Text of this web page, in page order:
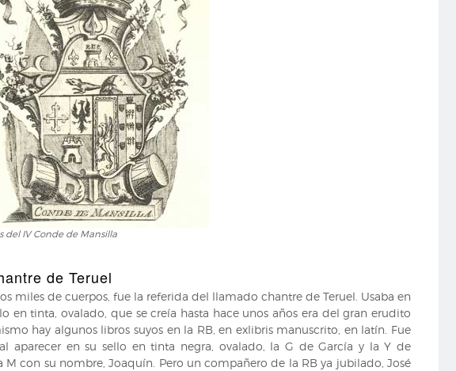
del IV Conde de Mansilla
de Teruel
miles de cuerpos, fue la referida del llamado chantre de Teruel. Usaba en
en tinta, ovalado, que se creía hasta hace unos años era del gran erudito
hay algunos libros suyos en la RB, en exlibris manuscrito, en latín. Fue
aparecer en su sello en tinta negra, ovalado, la G de García y la Y de
con su nombre, Joaquín. Pero un compañero de la RB ya jubilado, José